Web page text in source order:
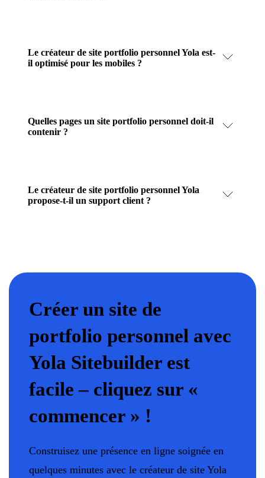
Le créateur de site portfolio personnel Yola est-
il optimisé pour les mobiles ?
Quelles pages un site portfolio personnel doit-il
contenir ?
Le créateur de site portfolio personnel Yola
propose-t-il un support client ?
Créer un site de
portfolio personnel avec
Yola Sitebuilder est
facile – cliquez sur «
commencer » !
Construisez une présence en ligne soignée en
quelques minutes avec le créateur de site Yola